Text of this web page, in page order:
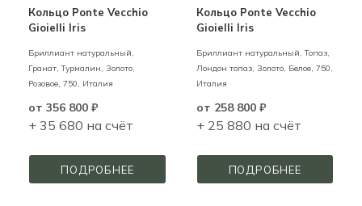
Кольцо Ponte Vecchio
Gioielli Iris
Бриллиант натуральный,
Гранат, Турмалин, Золото,
Розовое, 750, Италия
от 356 800 ₽
+ 35 680 на счёт
ПОДРОБНЕЕ
Кольцо Ponte Vecchio
Gioielli Iris
Бриллиант натуральный, Топаз,
Лондон топаз, Золото, Белое, 750,
Италия
от 258 800 ₽
+ 25 880 на счёт
ПОДРОБНЕЕ